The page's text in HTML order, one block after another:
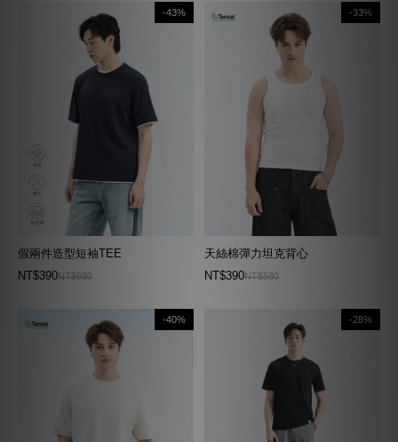
-43%
假兩件造型短袖TEE
NT$390NT$680
-33%
天絲棉彈力坦克背心
NT$390NT$580
-40% -28%